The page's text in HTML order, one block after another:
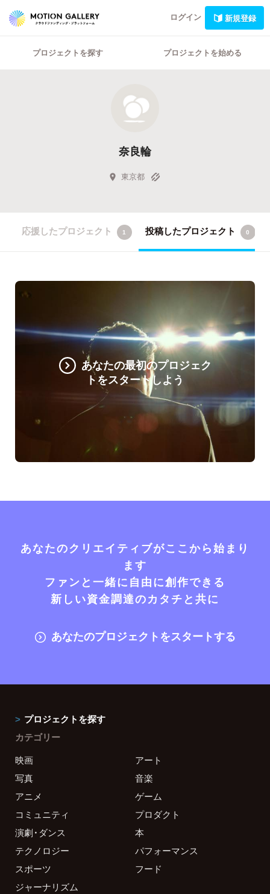
ログイン 新規登録
プロジェクトを探す プロジェクトを始める
奈良輪
東京都
応援したプロジェクト 1 投稿したプロジェクト 0
あなたの最初のプロジェク
トをスタートしよう
あなたのクリエイティブがここから始まり
ます
ファンと一緒に自由に創作できる
新しい資金調達のカタチと共に
あなたのプロジェクトをスタートする
プロジェクトを探す
カテゴリー
映画
アート
写真
音楽
アニメ
ゲーム
コミュニティ
プロダクト
演劇・ダンス
本
テクノロジー
パフォーマンス
スポーツ
フード
ジャーナリズム